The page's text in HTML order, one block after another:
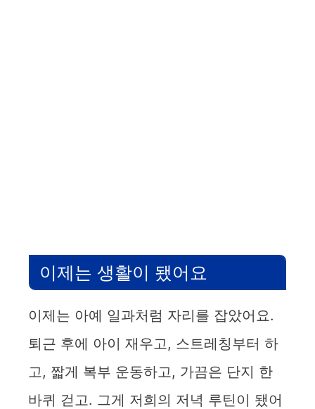
이제는 생활이 됐어요
이제는 아예 일과처럼 자리를 잡았어요.
퇴근 후에 아이 재우고, 스트레칭부터 하
고, 짧게 복부 운동하고, 가끔은 단지 한
바퀴 걷고. 그게 저희의 저녁 루틴이 됐어